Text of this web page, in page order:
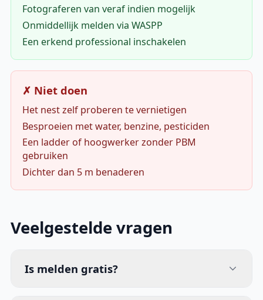
Fotograferen van veraf indien mogelijk
Onmiddellijk melden via WASPP
Een erkend professional inschakelen
✗ Niet doen
Het nest zelf proberen te vernietigen
Besproeien met water, benzine, pesticiden
Een ladder of hoogwerker zonder PBM
gebruiken
Dichter dan 5 m benaderen
Veelgestelde vragen
Is melden gratis?